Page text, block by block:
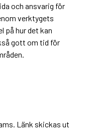
och ansvarig för
verktygets
på hur det kan
gott om tid för
Länk skickas ut